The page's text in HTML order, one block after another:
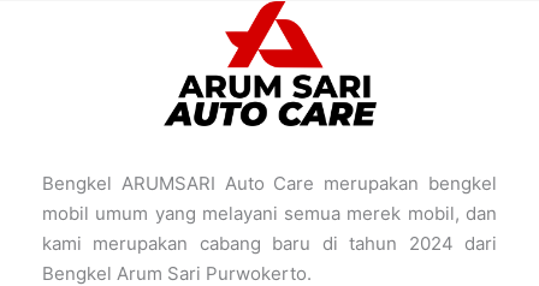
Bengkel ARUMSARI Auto Care merupakan bengkel
mobil umum yang melayani semua merek mobil, dan
kami merupakan cabang baru di tahun 2024 dari
Bengkel Arum Sari Purwokerto.